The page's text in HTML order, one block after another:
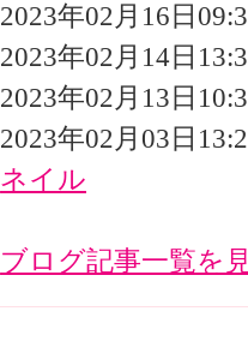
2023年02月16日
2023年02月14日
2023年02月13日
2023年02月03日
ネイル
ブログ記事一覧を